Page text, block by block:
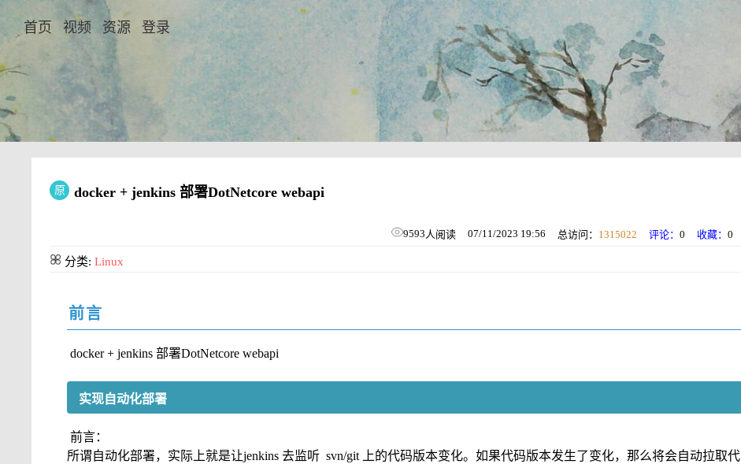
首页 视频 资源 登录
原 docker + jenkins 部署DotNetcore webapi
9593人阅读 07/11/2023 19:56 总访问： 1315022 评论： 0 收藏： 0
分类: Linux
前言
docker + jenkins 部署DotNetcore webapi
实现自动化部署
前言：
所谓自动化部署，实际上就是让jenkins 去监听 svn/git 上的代码版本变化。如果代码版本发生了变化，那么将会自动拉取代